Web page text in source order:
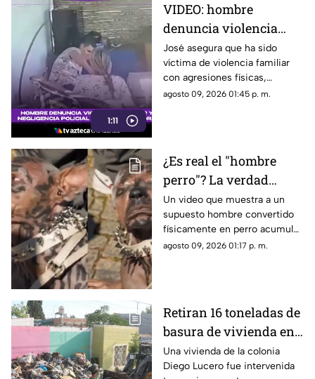
1:11
VIDEO: hombre
denuncia violencia
familiar y acusa falta
de atención policial
José asegura que ha sido
víctima de violencia familiar
con agresiones físicas,
psicológicas y amenazas por
agosto 09, 2026 01:45 p. m.
¿Es real el "hombre
perro"? La verdad
detrás del video viral
en redes sociales
Un video que muestra a un
supuesto hombre convertido
físicamente en perro acumuló
millones de reproducciones y
agosto 09, 2026 01:17 p. m.
Retiran 16 toneladas de
basura de vivienda en
la colonia Diego Lucero
Una vivienda de la colonia
Diego Lucero fue intervenida